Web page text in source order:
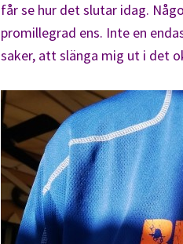
får se hur det slutar idag.
promillegrad ens. Inte en
saker, att slänga mig ut i det